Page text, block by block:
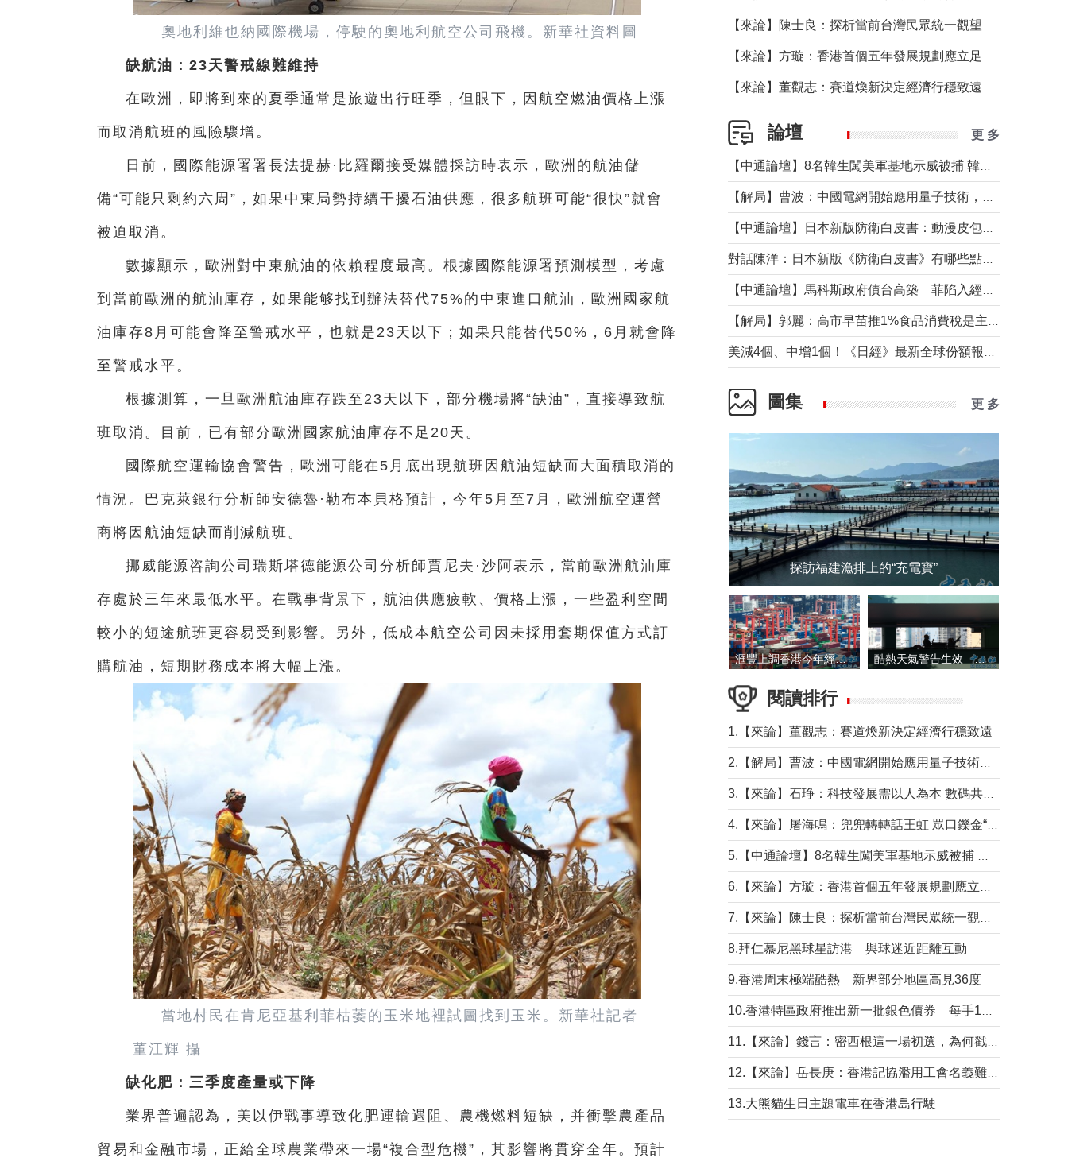
奧地利維也納國際機場，停駛的奧地利航空公司飛機。新華社資料圖
缺航油：23天警戒線難維持
在歐洲，即將到來的夏季通常是旅遊出行旺季，但眼下，因航空燃油價格上漲
而取消航班的風險驟增。
日前，國際能源署署長法提赫·比羅爾接受媒體採訪時表示，歐洲的航油儲
備“可能只剩約六周”，如果中東局勢持續干擾石油供應，很多航班可能“很快”就會
被迫取消。
數據顯示，歐洲對中東航油的依賴程度最高。根據國際能源署預測模型，考慮
到當前歐洲的航油庫存，如果能够找到辦法替代75%的中東進口航油，歐洲國家航
油庫存8月可能會降至警戒水平，也就是23天以下；如果只能替代50%，6月就會降
至警戒水平。
根據測算，一旦歐洲航油庫存跌至23天以下，部分機場將“缺油”，直接導致航
班取消。目前，已有部分歐洲國家航油庫存不足20天。
國際航空運輸協會警告，歐洲可能在5月底出現航班因航油短缺而大面積取消的
情況。巴克萊銀行分析師安德魯·勒布本貝格預計，今年5月至7月，歐洲航空運營
商將因航油短缺而削減航班。
挪威能源咨詢公司瑞斯塔德能源公司分析師賈尼夫·沙阿表示，當前歐洲航油庫
存處於三年來最低水平。在戰事背景下，航油供應疲軟、價格上漲，一些盈利空間
較小的短途航班更容易受到影響。另外，低成本航空公司因未採用套期保值方式訂
購航油，短期財務成本將大幅上漲。
當地村民在肯尼亞基利菲枯萎的玉米地裡試圖找到玉米。新華社記者
董江輝 攝
缺化肥：三季度產量或下降
業界普遍認為，美以伊戰事導致化肥運輸遇阻、農機燃料短缺，并衝擊農產品
貿易和金融市場，正給全球農業帶來一場“複合型危機”，其影響將貫穿全年。預計
【來論】董觀志：賽道煥新決定經濟行穩致遠
論壇 更 多
圖集 更 多
探訪福建漁排上的“充電寶”
滙豐上調香港今年經濟增長預測至4.5% 酷熱天氣警告生效 本港高溫持續至下周
閱讀排行
1.【來論】董觀志：賽道煥新決定經濟行穩致遠
8.拜仁慕尼黑球星訪港 與球迷近距離互動
9.香港周末極端酷熱 新界部分地區高見36度
13.大熊貓生日主題電車在香港島行駛